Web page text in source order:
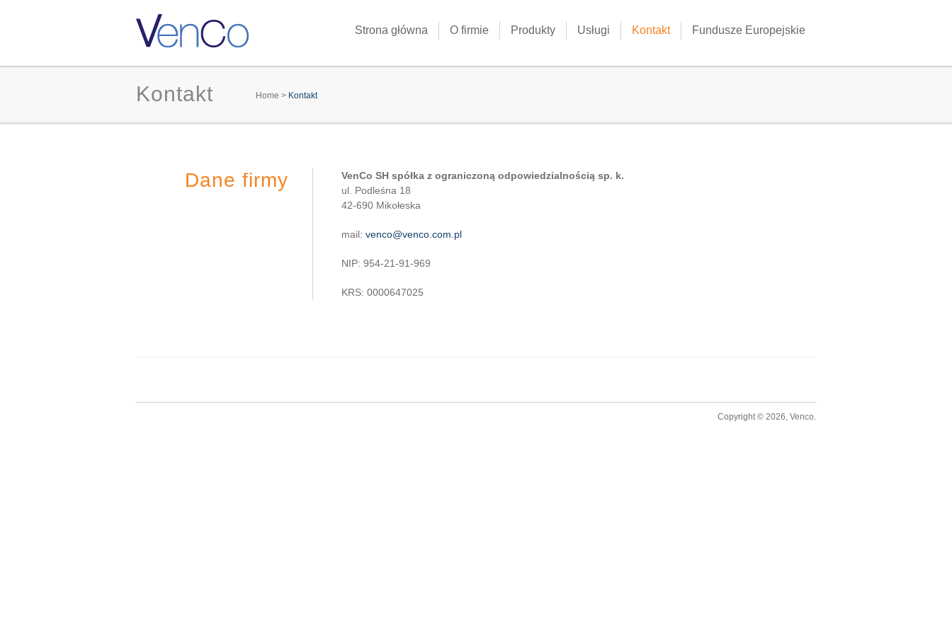
Strona główna O firmie Produkty Usługi Kontakt Fundusze Europejskie
Kontakt You are here
Home > Kontakt
Dane firmy
VenCo SH spółka z ograniczoną odpowiedzialnością sp. k.
ul. Podleśna 18
42-690 Mikołeska
mail: venco@venco.com.pl
NIP: 954-21-91-969
KRS: 0000647025
Copyright © 2026, Venco.